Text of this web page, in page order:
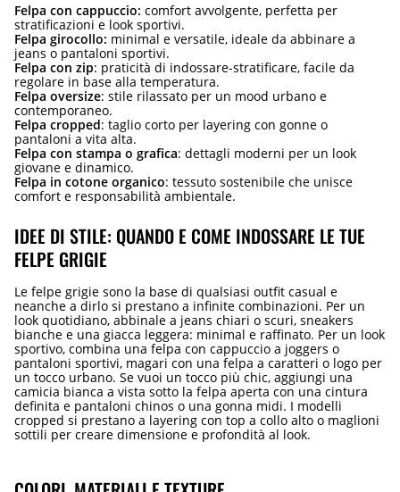
Felpa con cappuccio: comfort avvolgente, perfetta per
stratificazioni e look sportivi.
Felpa girocollo: minimal e versatile, ideale da abbinare a
jeans o pantaloni sportivi.
Felpa con zip: praticità di indossare-stratificare, facile da
regolare in base alla temperatura.
Felpa oversize: stile rilassato per un mood urbano e
contemporaneo.
Felpa cropped: taglio corto per layering con gonne o
pantaloni a vita alta.
Felpa con stampa o grafica: dettagli moderni per un look
giovane e dinamico.
Felpa in cotone organico: tessuto sostenibile che unisce
comfort e responsabilità ambientale.
IDEE DI STILE: QUANDO E COME INDOSSARE LE TUE
FELPE GRIGIE
Le felpe grigie sono la base di qualsiasi outfit casual e
neanche a dirlo si prestano a infinite combinazioni. Per un
look quotidiano, abbinale a jeans chiari o scuri, sneakers
bianche e una giacca leggera: minimal e raffinato. Per un look
sportivo, combina una felpa con cappuccio a joggers o
pantaloni sportivi, magari con una felpa a caratteri o logo per
un tocco urbano. Se vuoi un tocco più chic, aggiungi una
camicia bianca a vista sotto la felpa aperta con una cintura
definita e pantaloni chinos o una gonna midi. I modelli
cropped si prestano a layering con top a collo alto o maglioni
sottili per creare dimensione e profondità al look.